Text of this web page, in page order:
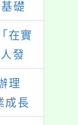
礎
在實
發
理
成長